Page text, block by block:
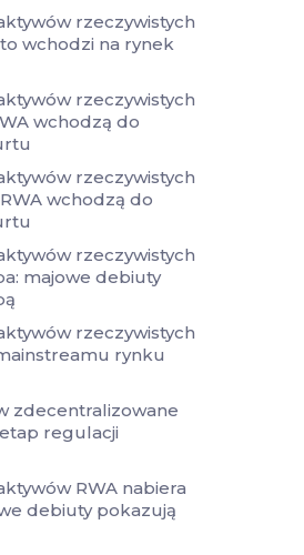
rzeczywistych
wchodzi na rynek
rzeczywistych
wchodzą do
rzeczywistych
wchodzą do
rzeczywistych
majowe debiuty
rzeczywistych
rynku
zdecentralizowane
regulacji
RWA nabiera
debiuty pokazują